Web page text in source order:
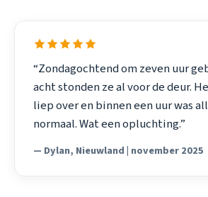
“Zondagochtend om zeven uur
acht stonden ze al voor de deur.
liep over en binnen een uur was
normaal. Wat een opluchting.”
— Dylan, Nieuwland | november 2025